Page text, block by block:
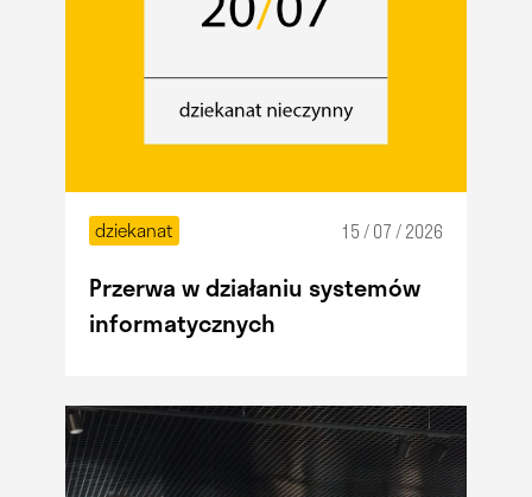
dziekanat 15 / 07 / 2026
Przerwa w działaniu systemów
informatycznych